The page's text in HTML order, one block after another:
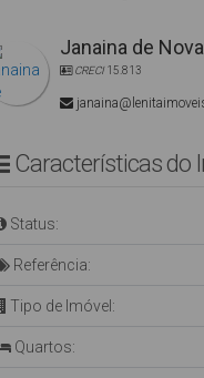
Janaina de
CRECI15.813
Características do
Status:
Referência:
Tipo de Imóvel:
Quartos: